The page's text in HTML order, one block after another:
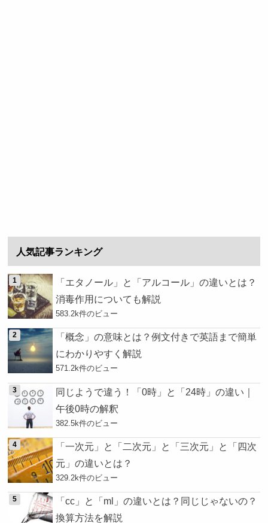
人気記事ランキング
「エタノール」と「アルコール」の違いとは？
消毒作用についても解説
583.2k件のビュー
「概念」の意味とは？例文付きで英語まで簡単
にわかりやすく解説
571.2k件のビュー
同じようで違う！「0時」と「24時」の違い｜
午後0時の解釈
382.5k件のビュー
「一次元」と「二次元」と「三次元」と「四次
元」の違いとは？
329.2k件のビュー
「cc」と「ml」の違いとは？同じじゃないの？
換算方法を解説